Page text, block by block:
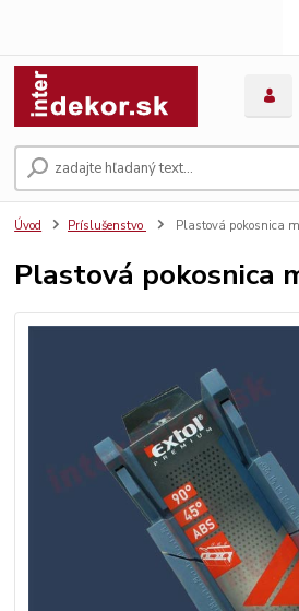
Úvod Príslušenstvo Plastová pokosnica
Plastová pokosnica